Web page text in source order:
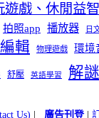
遊戲、休閒益智
拍照app 播放器 日
輯 物理遊戲 環境
舒壓 英語學習 解
Us) | 廣告刊登|